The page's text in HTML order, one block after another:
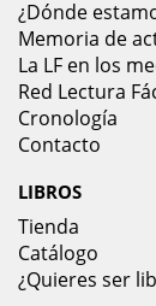
¿Dónde
Memoria de
La LF en los
Red Lectura
Cronología
Contacto
LIBROS
Tienda
Catálogo
¿Quieres ser